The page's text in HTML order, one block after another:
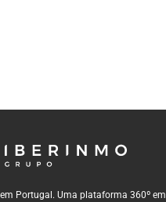
Portugal. Uma plataforma 360º em